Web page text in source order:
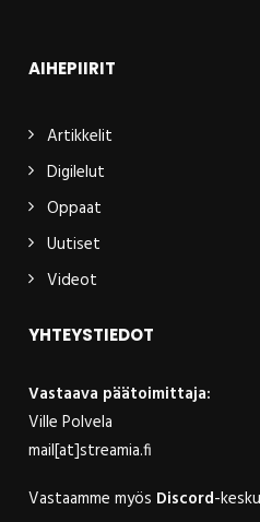
AIHEPIIRIT
Artikkelit
Digilelut
Oppaat
Uutiset
Videot
YHTEYSTIEDOT
Vastaava päätoimittaja:
Ville Polvela
mail[at]streamia.fi
Vastaamme myös Discord-